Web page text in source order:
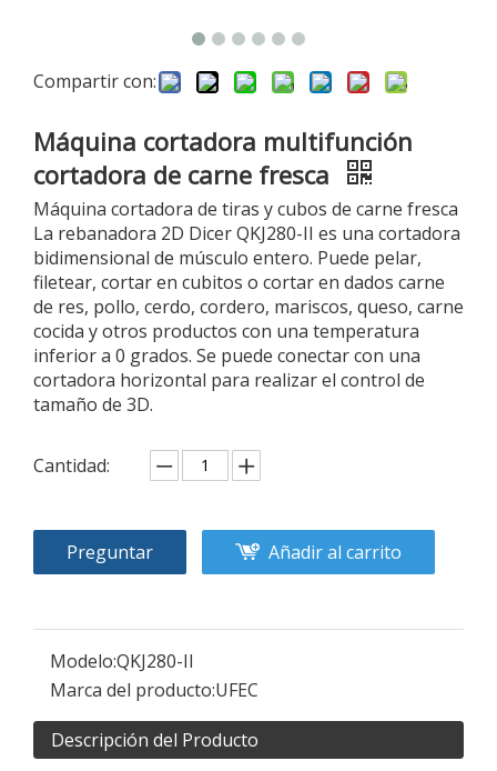
Compartir con:
Máquina cortadora multifunción
cortadora de carne fresca
Máquina cortadora de tiras y cubos de carne fresca
La rebanadora 2D Dicer QKJ280-II es una cortadora
bidimensional de músculo entero. Puede pelar,
filetear, cortar en cubitos o cortar en dados carne
de res, pollo, cerdo, cordero, mariscos, queso, carne
cocida y otros productos con una temperatura
inferior a 0 grados. Se puede conectar con una
cortadora horizontal para realizar el control de
tamaño de 3D.
Cantidad:
Preguntar Añadir al carrito
Modelo:QKJ280-II
Marca del producto:UFEC
Descripción del Producto